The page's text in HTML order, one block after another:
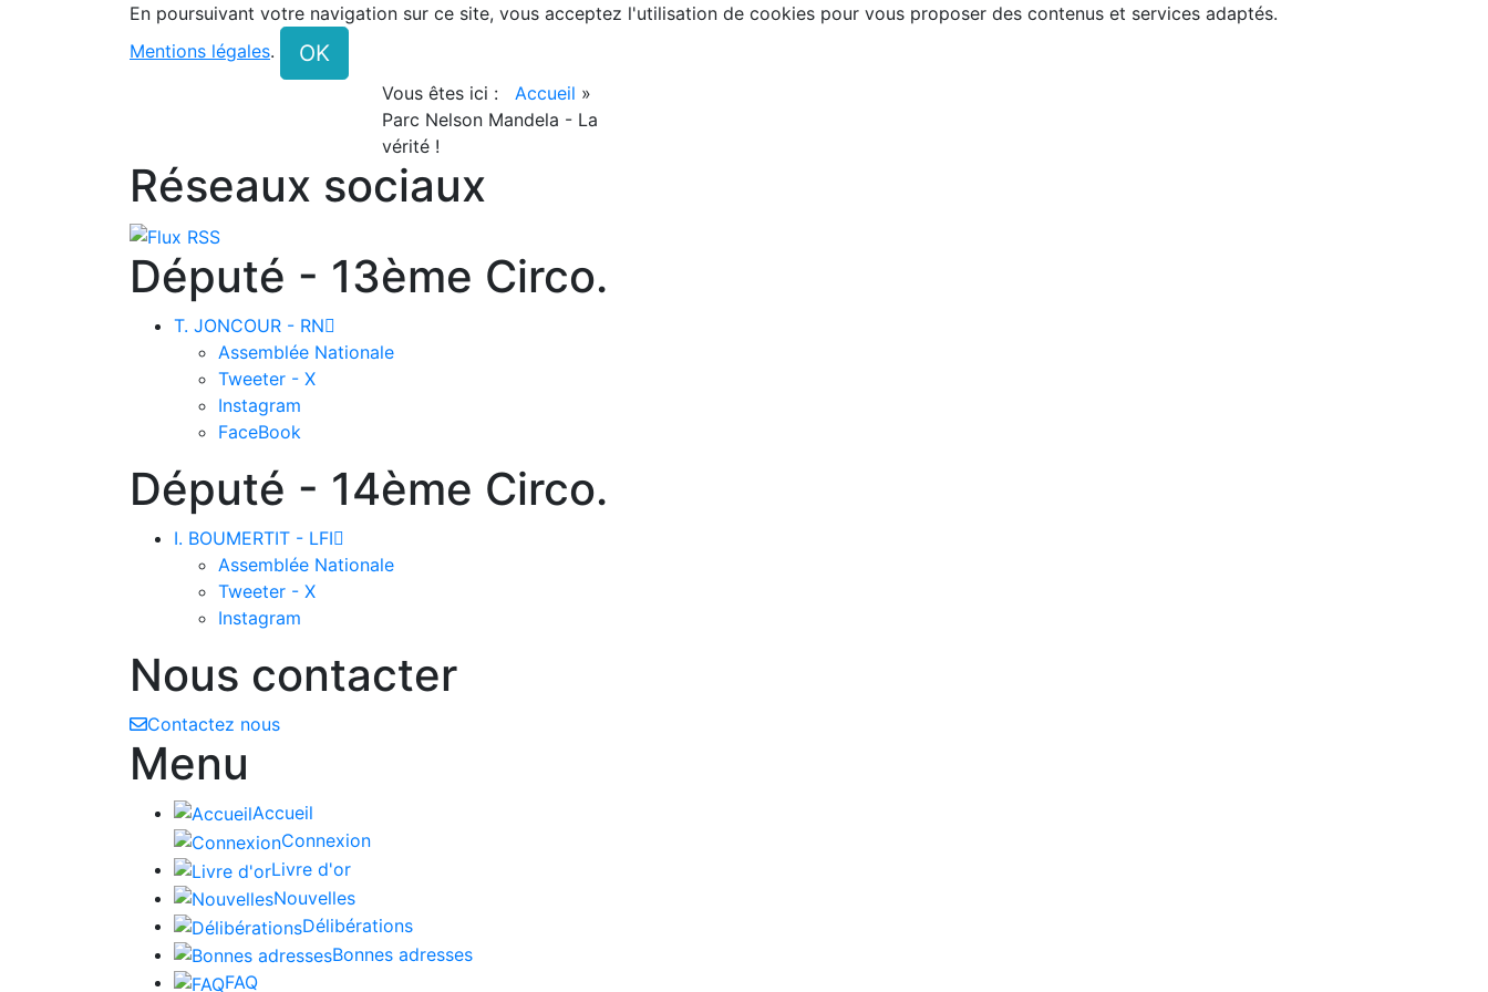
En poursuivant votre navigation sur ce site, vous acceptez l'utilisation de cookies pour vous proposer des contenus et services adaptés.
Mentions légales. OK
Vous êtes ici : Accueil »
Parc Nelson Mandela - La
vérité !
Réseaux sociaux
Député - 13ème Circo.
T. JONCOUR - RN
Assemblée Nationale
Tweeter - X
Instagram
FaceBook
Député - 14ème Circo.
I. BOUMERTIT - LFI
Assemblée Nationale
Tweeter - X
Instagram
Nous contacter
Contactez nous
Menu
Accueil
Connexion
Livre d'or
Nouvelles
Délibérations
Bonnes adresses
FAQ